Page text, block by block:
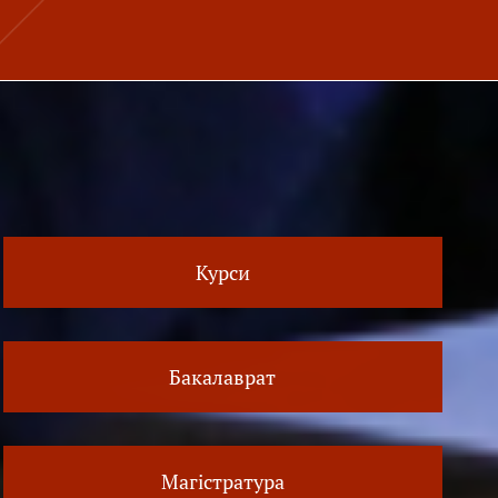
Курси
Бакалаврат
Магістратура